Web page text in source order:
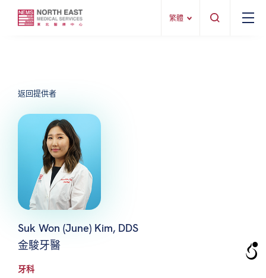
繁體
返回提供者
Suk Won (June) Kim, DDS
金駿牙醫
牙科